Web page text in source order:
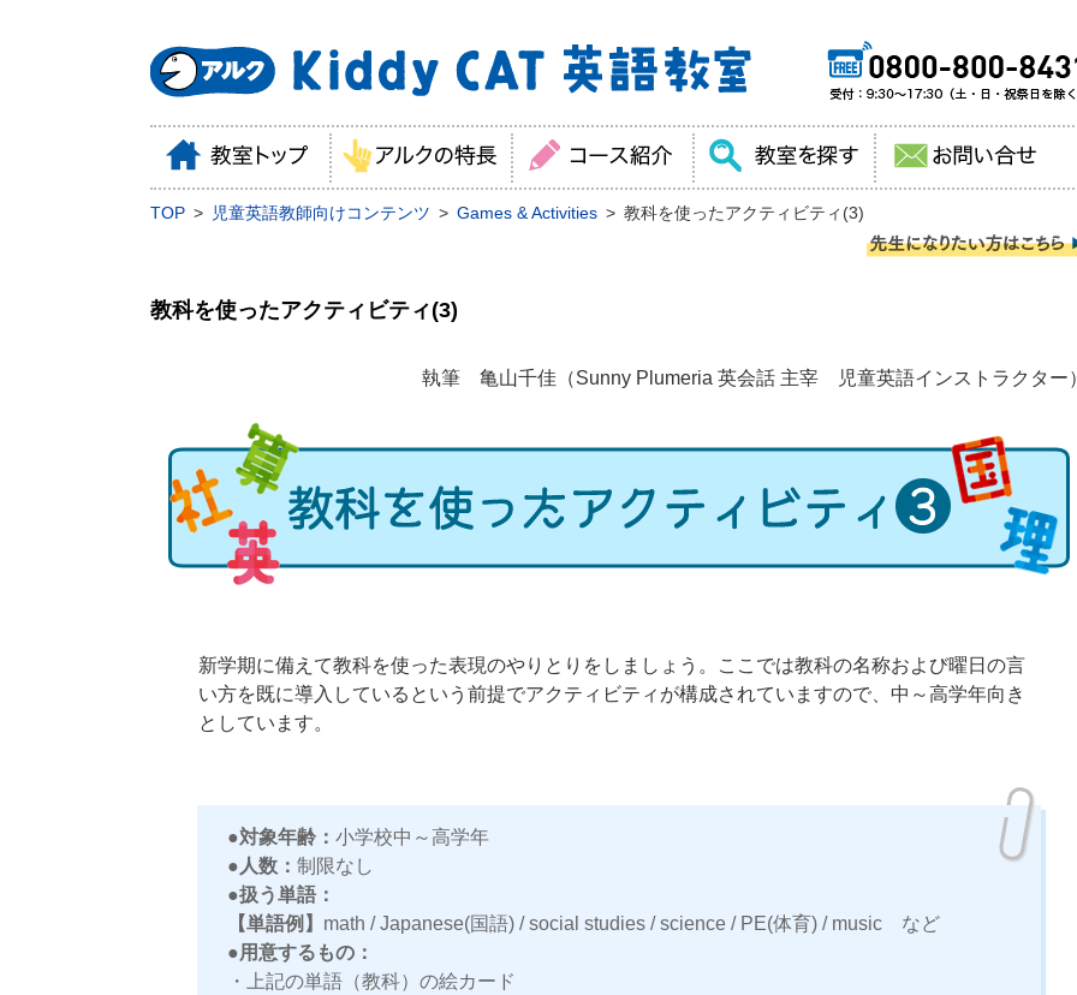
TOP 児童英語教師向けコンテンツ Games & Activities 教科を使ったアクティビティ(3)
教科を使ったアクティビティ(3)
執筆 亀山千佳（Sunny Plumeria 英会話 主宰 児童英語インストラクター
新学期に備えて教科を使った表現のやりとりをしましょう。ここでは教科の名称および曜日の言
い方を既に導入しているという前提でアクティビティが構成されていますので、中～高学年向き
としています。
●対象年齢： 小学校中～高学年
●人数： 制限なし
●扱う単語：
【単語例】 math / Japanese(国語) / social studies / science / PE(体育) / music など
●用意するもの：
・上記の単語（教科）の絵カード